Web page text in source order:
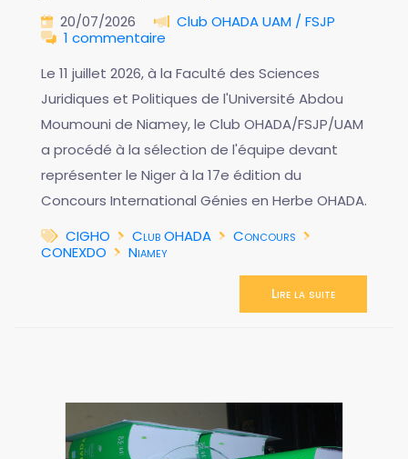
20/07/2026
Club OHADA UAM / FSJP
1 commentaire
Le 11 juillet 2026, à la Faculté des Sciences
Juridiques et Politiques de l'Université Abdou
Moumouni de Niamey, le Club OHADA/FSJP/UAM
a procédé à la sélection de l'équipe devant
représenter le Niger à la 17e édition du
Concours International Génies en Herbe OHADA.
CIGHO
Club OHADA
Concours
CONEXDO
Niamey
Lire la suite